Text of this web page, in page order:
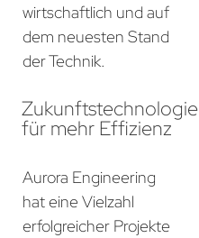
wirtschaftlich und auf
dem neuesten Stand
der Technik.
Zukunftstechnologie
für mehr Effizienz
Aurora Engineering
hat eine Vielzahl
erfolgreicher Projekte